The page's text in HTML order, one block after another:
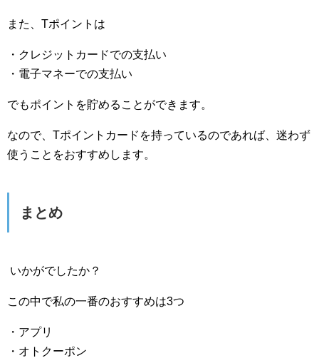
また、Tポイントは
・クレジットカードでの支払い
・電子マネーでの支払い
でもポイントを貯めることができます。
なので、Tポイントカードを持っているのであれば、迷わず
使うことをおすすめします。
まとめ
いかがでしたか？
この中で私の一番のおすすめは3つ
・アプリ
・オトクーポン